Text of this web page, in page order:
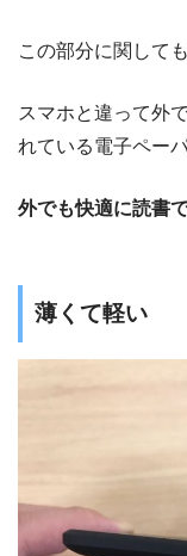
この部分に関して
スマホと違って外
れている電子ペー
外でも快適に読書
薄くて軽い